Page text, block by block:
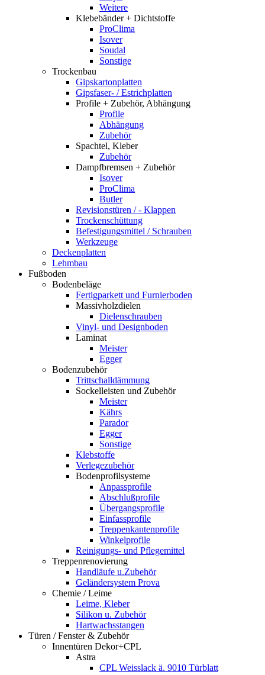
Weitere
Klebebänder + Dichtstoffe
ProClima
Isover
Soudal
Sonstige
Trockenbau
Gipskartonplatten
Gipsfaser- / Estrichplatten
Profile + Zubehör, Abhängung
Profile
Abhängung
Zubehör
Spachtel, Kleber
Zubehör
Dampfbremsen + Zubehör
Isover
ProClima
Butler
Revisionstüren / - Klappen
Trockenschüttung
Befestigungsmittel / Schrauben
Werkzeuge
Deckenplatten
Lehmbau
Fußboden
Bodenbeläge
Fertigparkett und Furnierboden
Massivholzdielen
Dielenschrauben
Vinyl- und Designboden
Laminat
Meister
Egger
Bodenzubehör
Trittschalldämmung
Sockelleisten und Zubehör
Meister
Kährs
Parador
Egger
Sonstige
Klebstoffe
Verlegezubehör
Bodenprofilsysteme
Anpassprofile
Abschlußprofile
Übergangsprofile
Einfassprofile
Treppenkantenprofile
Winkelprofile
Reinigungs- und Pflegemittel
Treppenrenovierung
Handläufe u.Zubehör
Geländersystem Prova
Chemie / Leime
Leime, Kleber
Silikon u. Zubehör
Hartwachsstangen
Türen / Fenster & Zubehör
Innentüren Dekor+CPL
Astra
CPL Weisslack ä. 9010 Türblatt